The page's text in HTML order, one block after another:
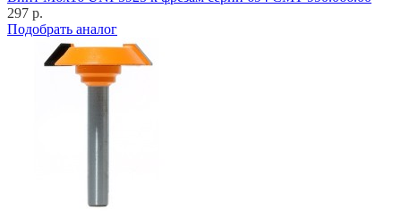
297 р.
Подобрать аналог